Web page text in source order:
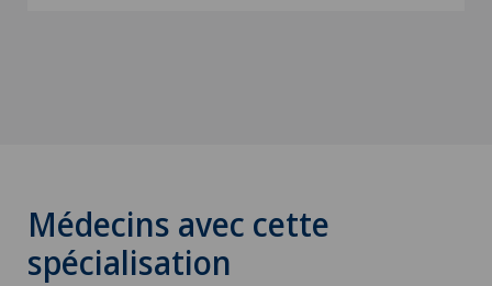
Médecins avec cette
spécialisation